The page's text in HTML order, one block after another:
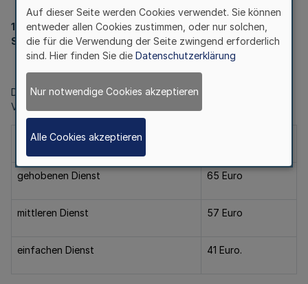
1
Stundensätze
Die Stundensätze, die für die Berechnung des
Verwaltungsaufwandes empfohlen werden, betragen für den
höheren Dienst
gehobenen Dienst 65 Euro
mittleren Dienst 57 Euro
einfachen Dienst 41 Euro.
Auf dieser Seite werden Cookies verwendet. Sie können
entweder allen Cookies zustimmen, oder nur solchen,
die für die Verwendung der Seite zwingend erforderlich
sind. Hier finden Sie die Datenschutzerklärung
Nur notwendige Cookies akzeptieren
Alle Cookies akzeptieren